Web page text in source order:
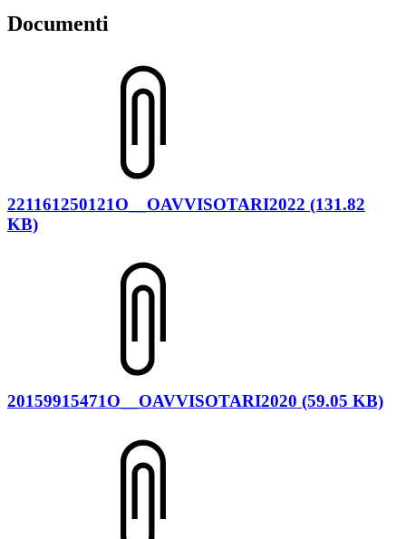
Documenti
221161250121O__OAVVISOTARI2022 (131.82
KB)
20159915471O__OAVVISOTARI2020 (59.05 KB)